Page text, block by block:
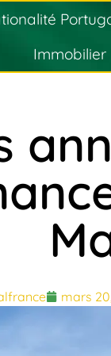
Immobilier
mars